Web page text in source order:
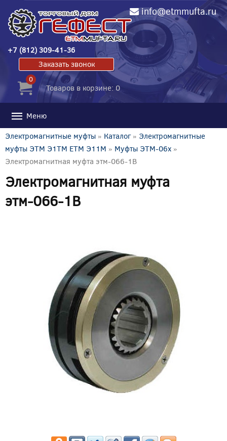
info@etmmufta.ru
+7 (812) 309-41-36
Заказать звонок
0
Товаров в корзине: 0
Меню
Электромагнитные муфты » Каталог» Электромагнитные
муфты ЭТМ Э1ТМ ETM Э11М » Муфты ЭТМ-06x »
Электромагнитная муфта этм-066-1В
Электромагнитная муфта
этм-066-1В